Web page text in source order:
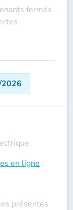
fermés
en ligne :
présentes